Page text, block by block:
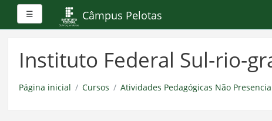
principal
☰ Painel lateralCâmpus Pelotas
Instituto Federal Sul-rio-
Página inicial Cursos Atividades Pedagógicas Não